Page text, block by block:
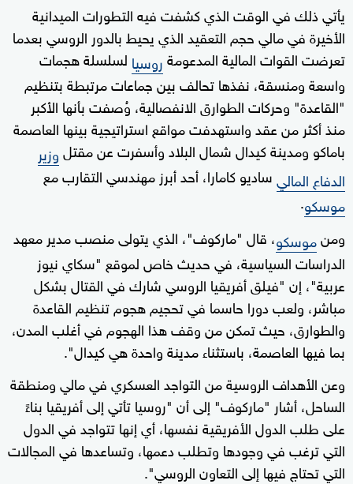
يأتي ذلك في الوقت الذي كشفت فيه التطورات الميدانية
الأخيرة في مالي حجم التعقيد الذي يحيط بالدور الروسي بعدما
تعرضت القوات المالية المدعومةروسيا لسلسلة هجمات
واسعة ومنسقة، نفذها تحالف بين جماعات مرتبطة بتنظيم
"القاعدة" وحركات الطوارق الانفصالية، وُصفت بأنها الأكبر
منذ أكثر من عقد واستهدفت مواقع استراتيجية بينها العاصمة
باماكو ومدينة كيدال شمال البلاد وأسفرت عن مقتلوزير
الدفاع الماليساديو كامارا، أحد أبرز مهندسي التقارب مع
موسكو.
ومنموسكو، قال "ماركوف"، الذي يتولى منصب مدير معهد
الدراسات السياسية، في حديث خاص لموقع "سكاي نيوز
عربية"، إن "فيلق أفريقيا الروسي شارك في القتال بشكل
مباشر، ولعب دورا حاسما في تحجيم هجوم تنظيم القاعدة
والطوارق، حيث تمكن من وقف هذا الهجوم في أغلب المدن،
بما فيها العاصمة، باستثناء مدينة واحدة هي كيدال".
وعن الأهداف الروسية من التواجد العسكري في مالي ومنطقة
الساحل، أشار "ماركوف" إلى أن "روسيا تأتي إلى أفريقيا بناءً
على طلب الدول الأفريقية نفسها، أي إنها تتواجد في الدول
التي ترغب في وجودها وتطلب دعمها، وتساعدها في المجالات
التي تحتاج فيها إلى التعاون الروسي".